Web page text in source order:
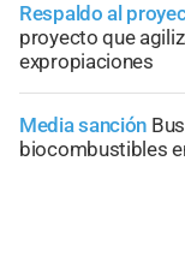
Respaldo al
proyecto que
expropiaciones
Media sanción
biocombustibles